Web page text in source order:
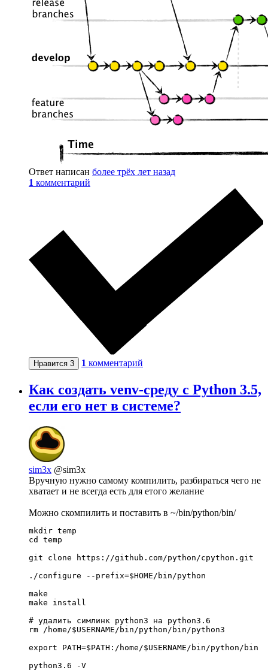
Ответ написан более трёх лет назад
1 комментарий
Нравится 3 1 комментарий
Как создать venv-среду с Python 3.5,
если его нет в системе?
sim3x @sim3x
Вручную нужно самому компилить, разбираться чего не
хватает и не всегда есть для етого желание
Можно скомпилить и поставить в ~/bin/python/bin/
mkdir temp
cd temp
git clone https://github.com/python/cpython.git
./configure --prefix=$HOME/bin/python
make
make install
# удалить симлинк python3 на python3.6
rm /home/$USERNAME/bin/python/bin/python3
export PATH=$PATH:/home/$USERNAME/bin/python/bin
python3.6 -V